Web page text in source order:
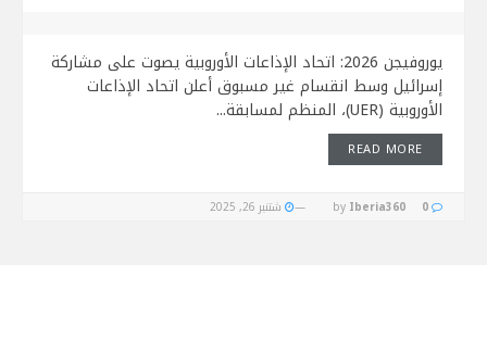
يوروفيجن 2026: اتحاد الإذاعات الأوروبية يصوت على مشاركة
إسرائيل وسط انقسام غير مسبوق أعلن اتحاد الإذاعات
الأوروبية (UER)، المنظم لمسابقة...
READ MORE
by Iberia360 شتنبر 26, 2025